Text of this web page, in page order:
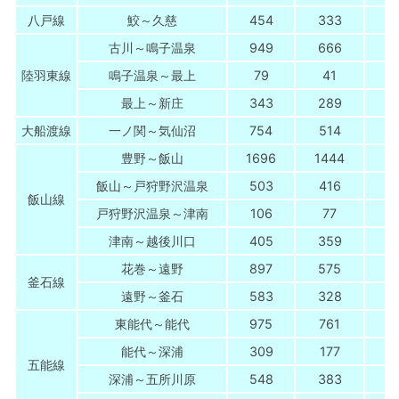
八戸線
鮫～久慈 454 333
陸羽東線
古川～鳴子温泉 949 666
鳴子温泉～最上
79 41
最上～新庄
343 289
大船渡線
一ノ関～気仙沼 754 514
飯山線
豊野～飯山 1696 1444
飯山～戸狩野沢温泉
503 416
戸狩野沢温泉～津南
106 77
津南～越後川口
405 359
釜石線
花巻～遠野 897 575
遠野～釜石
583 328
五能線
東能代～能代 975 761
能代～深浦
309 177
深浦～五所川原
548 383